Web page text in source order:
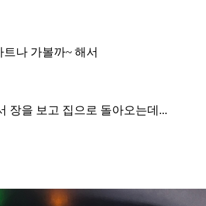
나 가볼까~ 해서
장을 보고 집으로 돌아오는데...